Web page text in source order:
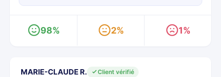
98% 2% 1%
MARIE-CLAUDE R.
Client vérifié